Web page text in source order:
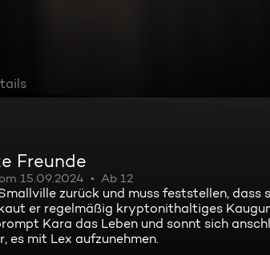
Freunde
15.09.2024 Ab 12
zurück und muss feststellen,
er regelmäßig kryptonithaltiges
Kara das Leben und sonnt sich
es mit Lex aufzunehmen.